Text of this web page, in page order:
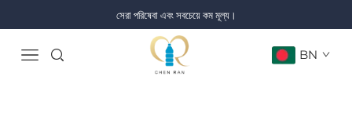
সেরা পরিষেবা এবং সবচেয়ে কম মূল্য।
BN